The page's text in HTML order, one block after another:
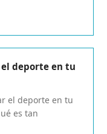
deporte en tu
el deporte en tu
es tan